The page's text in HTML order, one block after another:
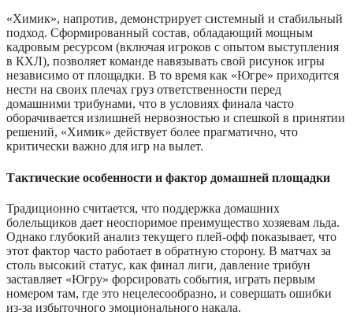
«Химик», напротив, демонстрирует системный и стабильный
подход. Сформированный состав, обладающий мощным
кадровым ресурсом (включая игроков с опытом выступления
в КХЛ), позволяет команде навязывать свой рисунок игры
независимо от площадки. В то время как «Югре» приходится
нести на своих плечах груз ответственности перед
домашними трибунами, что в условиях финала часто
оборачивается излишней нервозностью и спешкой в принятии
решений, «Химик» действует более прагматично, что
критически важно для игр на вылет.
Тактические особенности и фактор домашней площадки
Традиционно считается, что поддержка домашних
болельщиков дает неоспоримое преимущество хозяевам льда.
Однако глубокий анализ текущего плей-офф показывает, что
этот фактор часто работает в обратную сторону. В матчах за
столь высокий статус, как финал лиги, давление трибун
заставляет «Югру» форсировать события, играть первым
номером там, где это нецелесообразно, и совершать ошибки
из-за избыточного эмоционального накала.